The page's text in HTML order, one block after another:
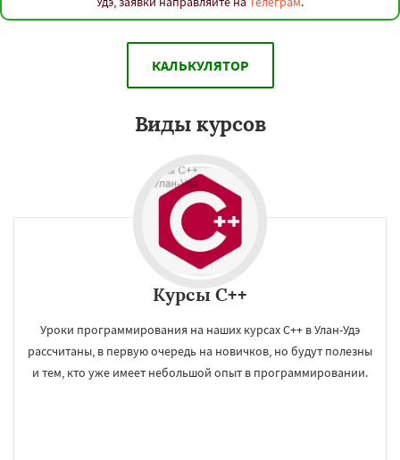
КАЛЬКУЛЯТОР
Виды курсов
Курсы C++
Уроки программирования на наших курсах C++ в Улан-Удэ
рассчитаны, в первую очередь на новичков, но будут полезны
и тем, кто уже имеет небольшой опыт в программировании.